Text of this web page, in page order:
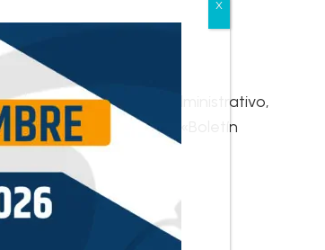
mes o contencioso-administrativo,
de su publicación en el «Boletín